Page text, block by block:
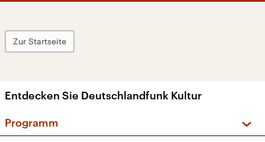
Zur Startseite
Entdecken Sie Deutschlandfunk Kultur
Programm